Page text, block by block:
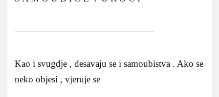
———————————————
Kao i svugdje , desavaju se i samoubistva . Ako se
neko objesi , vjeruje se